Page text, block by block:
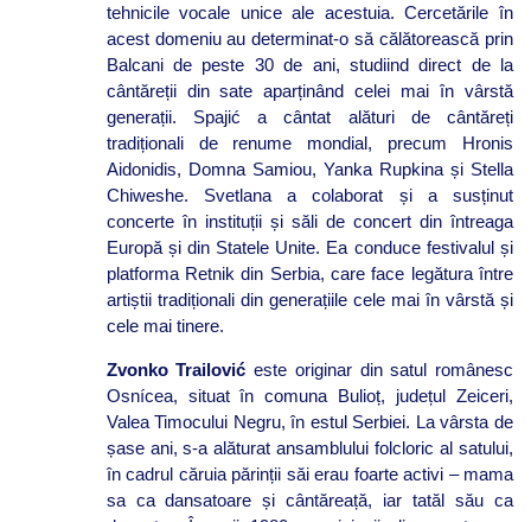
tehnicile vocale unice ale acestuia. Cercetările în
acest domeniu au determinat-o să călătorească prin
Balcani de peste 30 de ani, studiind direct de la
cântăreții din sate aparținând celei mai în vârstă
generații. Spajić a cântat alături de cântăreți
tradiționali de renume mondial, precum Hronis
Aidonidis, Domna Samiou, Yanka Rupkina și Stella
Chiweshe. Svetlana a colaborat și a susținut
concerte în instituții și săli de concert din întreaga
Europă și din Statele Unite. Ea conduce festivalul și
platforma Retnik din Serbia, care face legătura între
artiștii tradiționali din generațiile cele mai în vârstă și
cele mai tinere.
Zvonko Trailović este originar din satul românesc
Osnícea, situat în comuna Bulioț, județul Zeiceri,
Valea Timocului Negru, în estul Serbiei. La vârsta de
șase ani, s-a alăturat ansamblului folcloric al satului,
în cadrul căruia părinții săi erau foarte activi – mama
sa ca dansatoare și cântăreață, iar tatăl său ca